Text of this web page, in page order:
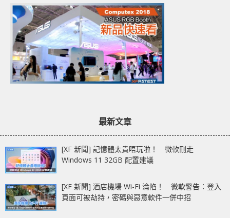
最新文章
[XF 新聞] 記憶體太貴唔玩啦！ 微軟刪走
Windows 11 32GB 配置建議
[XF 新聞] 酒店機場 Wi-Fi 淪陷！ 微軟警告：登入
頁面可被劫持，密碼與惡意軟件一併中招